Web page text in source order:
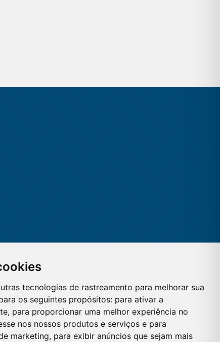
tecnologias de rastreamento para melhorar sua
os seguintes propósitos: para ativar a
, para proporcionar uma melhor experiência no
nos nossos produtos e serviços e para
marketing, para exibir anúncios que sejam mais